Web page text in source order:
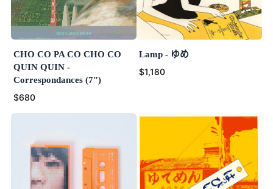
CHO CO PA CO CHO CO
QUIN QUIN -
Correspondances (7")
$680
Lamp - ゆめ
$1,180